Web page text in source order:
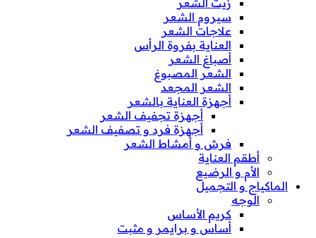
سيروم الشعر
علاجات الشعر
العناية بفروة الرأس
أصباغ الشعر
الشعر المصبوغ
الشعر المجعد
أجهزة العناية بالشعر
أجهزة تجفيف الشعر
أجهزة فرد و تصفيف الشعر
فرش و أمشاط الشعر
أطقم العناية
الأم و الرضيع
الماكياج و التجميل
الوجه
كريم الأساس
أساس و برايمر و مثبت